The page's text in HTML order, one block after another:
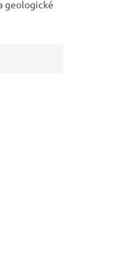
geologické